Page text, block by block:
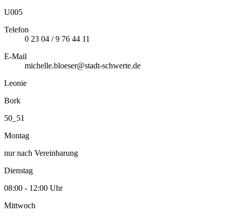
U005
Telefon
0 23 04 / 9 76 44 11
E-Mail
michelle.bloeser@stadt-schwerte.de
Leonie
Bork
50_51
Montag
nur nach Vereinbarung
Dienstag
08:00 - 12:00 Uhr
Mittwoch